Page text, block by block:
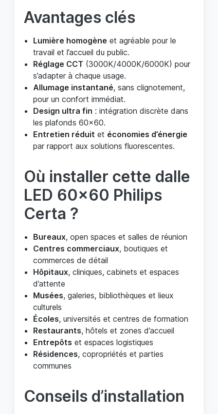
Avantages clés
Lumière homogène et agréable pour le
travail et l’accueil du public.
Réglage CCT (3000K/4000K/6000K) pour
s’adapter à chaque usage.
Allumage instantané, sans clignotement,
pour un confort immédiat.
Design ultra fin : intégration discrète dans
les plafonds 60x60.
Entretien réduit et économies d’énergie
par rapport aux solutions fluorescentes.
Où installer cette dalle
LED 60x60 Philips
Certa ?
Bureaux, open spaces et salles de réunion
Centres commerciaux, boutiques et
commerces de détail
Hôpitaux, cliniques, cabinets et espaces
d’attente
Musées, galeries, bibliothèques et lieux
culturels
Écoles, universités et centres de formation
Restaurants, hôtels et zones d’accueil
Entrepôts et espaces logistiques
Résidences, copropriétés et parties
communes
Conseils d’installation